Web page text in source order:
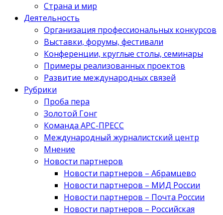
Страна и мир
Деятельность
Организация профессиональных конкурсов
Выставки, форумы, фестивали
Конференции, круглые столы, семинары
Примеры реализованных проектов
Развитие международных связей
Рубрики
Проба пера
Золотой Гонг
Команда АРС-ПРЕСС
Международный журналистский центр
Мнение
Новости партнеров
Новости партнеров – Абрамцево
Новости партнеров – МИД России
Новости партнеров – Почта России
Новости партнеров – Российская